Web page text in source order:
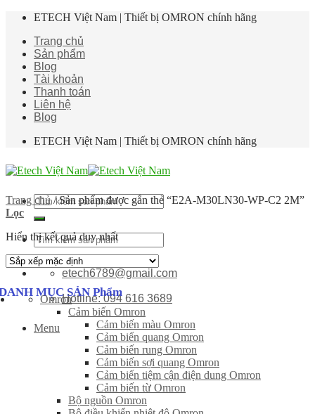
Skip
content
ETECH Việt Nam | Thiết bị OMRON chính hãng
Trang chủ
Sản phẩm
Blog
Tài khoản
Thanh toán
Liên hệ
Blog
ETECH Việt Nam | Thiết bị OMRON chính hãng
Tìm
kiếm:
Tìm
kiếm:
etech6789@gmail.com
Hotline: 094 616 3689
Menu
Trang chủ /Sản phẩm được gắn thẻ “E2A-M30LN30-WP-C2 2M”
Lọc
Hiển thị kết quả duy nhất
MỤC SẢN Phẩm
Omron
Cảm biến Omron
Cảm biến màu Omron
Cảm biến quang Omron
Cảm biến rung Omron
Cảm biến sợi quang Omron
Cảm biến tiệm cận điện dung Omron
Cảm biến từ Omron
Bộ nguồn Omron